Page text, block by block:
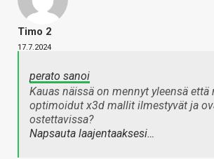
Timo 2
17.7.2024
perato sanoi
Kauas näissä on mennyt yleensä että
optimoidut x3d mallit ilmestyvät ja
ostettavissa?
Napsauta laajentaaksesi…